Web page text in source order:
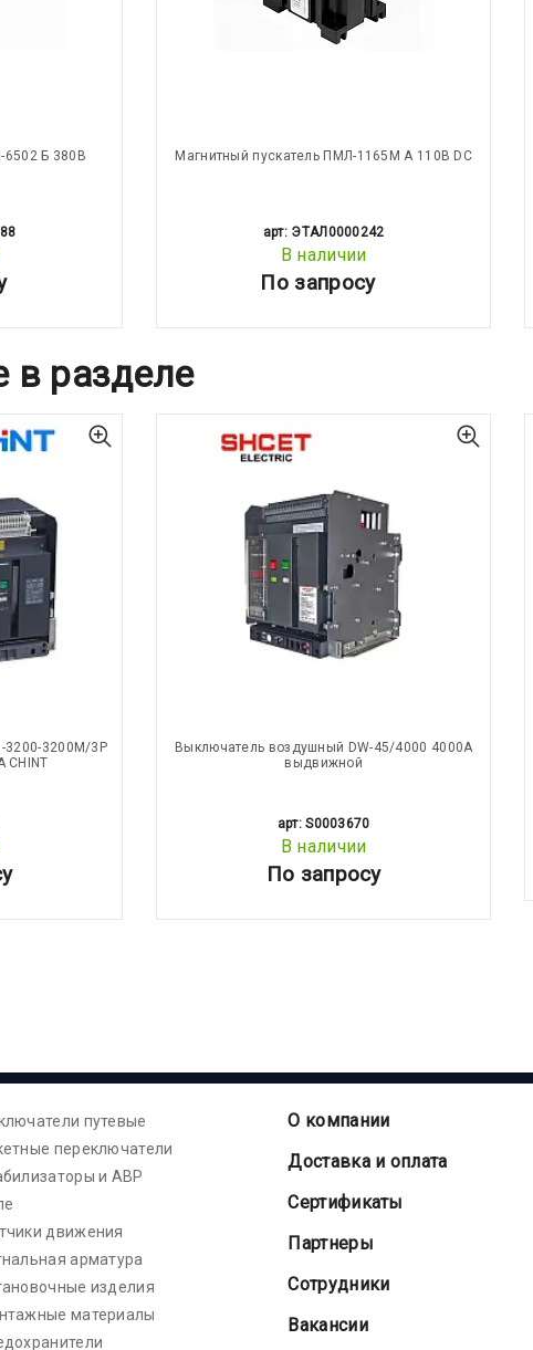
6502 Б 380В Магнитный пускатель ПМЛ-1165М А 110В DC
арт: ЭТАЛ0000242
В наличии
По запросу
в разделе
3200-3200M/3P
CHINT
Выключатель воздушный DW-45/4000 4000А
выдвижной
арт: S0003670
В наличии
По запросу
путевые
переключатели
и АВР
движения
арматура
изделия
материалы
О компании
Доставка и оплата
Cертификаты
Партнеры
Сотрудники
Вакансии